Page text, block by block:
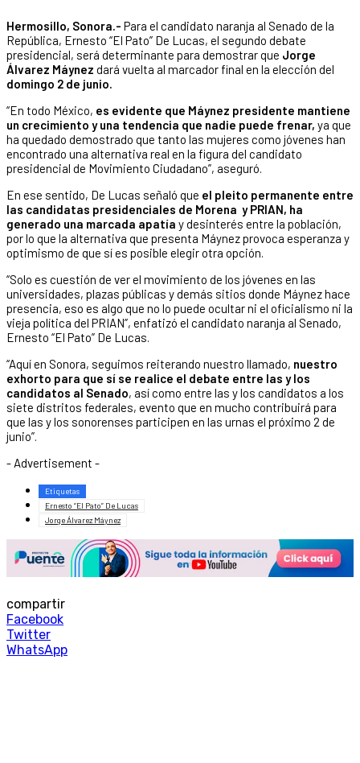
Hermosillo, Sonora.- Para el candidato naranja al Senado de la
República, Ernesto “El Pato” De Lucas, el segundo debate
presidencial, será determinante para demostrar que Jorge
Álvarez Máynez dará vuelta al marcador final en la elección del
domingo 2 de junio.
“En todo México, es evidente que Máynez presidente mantiene
un crecimiento y una tendencia que nadie puede frenar, ya que
ha quedado demostrado que tanto las mujeres como jóvenes han
encontrado una alternativa real en la figura del candidato
presidencial de Movimiento Ciudadano”, aseguró.
En ese sentido, De Lucas señaló que el pleito permanente entre
las candidatas presidenciales de Morena y PRIAN, ha
generado una marcada apatía y desinterés entre la población,
por lo que la alternativa que presenta Máynez provoca esperanza y
optimismo de que sí es posible elegir otra opción.
“Solo es cuestión de ver el movimiento de los jóvenes en las
universidades, plazas públicas y demás sitios donde Máynez hace
presencia, eso es algo que no lo puede ocultar ni el oficialismo ni la
vieja política del PRIAN”, enfatizó el candidato naranja al Senado,
Ernesto “El Pato” De Lucas.
“Aquí en Sonora, seguimos reiterando nuestro llamado, nuestro
exhorto para que sí se realice el debate entre las y los
candidatos al Senado, así como entre las y los candidatos a los
siete distritos federales, evento que en mucho contribuirá para
que las y los sonorenses participen en las urnas el próximo 2 de
junio”.
- Advertisement -
Etiquetas
Ernesto “El Pato” De Lucas
Jorge Álvarez Máynez
compartir
Facebook
Twitter
WhatsApp